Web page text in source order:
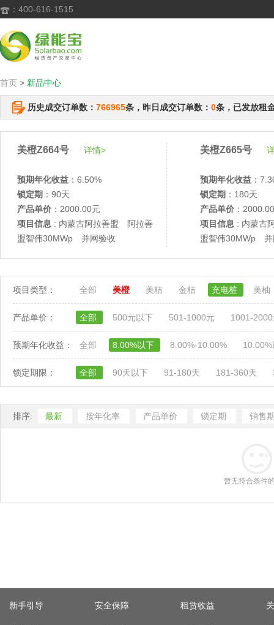
 ：400-616-1515
首页 > 新品中心
历史成交订单数： 766965条，昨日成交订单数： 0条，已发放租
美橙Z664号 详情>
预期年化收益 ：6.50%
锁定期 ：90天
产品单价 ：2000.00元
项目信息 : 内蒙古阿拉善盟 阿拉善
盟智伟30MWp 并网验收
美橙Z665号
预期年化收益 ：
锁定期 ：180天
产品单价 ：
项目信息 : 内蒙古
盟智伟30MWp 并
项目类型： 全部 美橙 美桔 金桔 充电桩 美柚
产品单价： 全部 500元以下 501-1000元 1001-
预期年化收益： 全部 8.00%以下 8.00%-10.00%
锁定期限： 全部 90天以下 91-180天 181-360天
排序: 最新 按年化率 产品单价 锁定期 销售
暂无符合条件
新手引导 安全保障 租赁收益